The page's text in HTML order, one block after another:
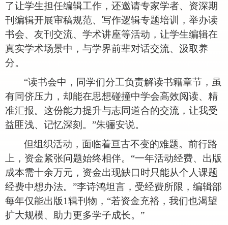
了让学生担任编辑工作，还邀请专家学者、资深期
刊编辑开展审稿规范、写作逻辑专题培训，举办读
书会、友刊交流、学术讲座等活动，让学生编辑在
真实学术场景中，与学界前辈对话交流、汲取养
分。
“读书会中，同学们分工负责解读书籍章节，虽
有同侪压力，却能在思想碰撞中学会高效阅读、精
准汇报。这份能力提升与志同道合的交流，让我受
益匪浅、记忆深刻。”朱骊安说。
但组织活动，面临着亘古不变的难题。前行路
上，资金紧张问题始终相伴。 “一年活动经费、出版
成本需十余万元，资金出现缺口时只能从个人课题
经费中想办法。”李诗鸿坦言，受经费所限，编辑部
每年仅能出版1辑刊物，“若资金充裕，我们也渴望
扩大规模、助力更多学子成长。”